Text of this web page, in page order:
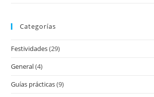
Categorías
Festividades(29)
General(4)
Guías prácticas(9)